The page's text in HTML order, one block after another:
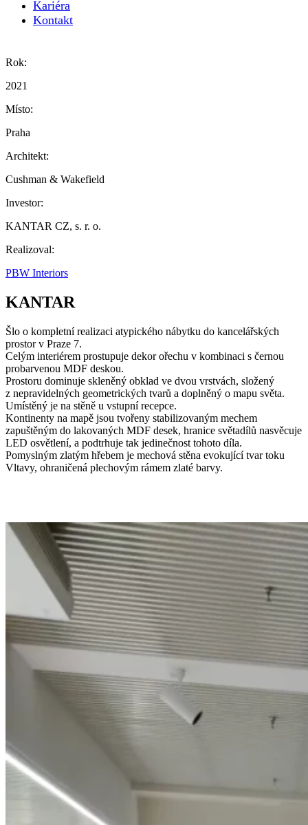
Kariéra
Kontakt
Rok:
2021
Místo:
Praha
Architekt:
Cushman & Wakefield
Investor:
KANTAR CZ, s. r. o.
Realizoval:
PBW Interiors
KANTAR
Šlo o kompletní realizaci atypického nábytku do kancelářských
prostor v Praze 7.
Celým interiérem prostupuje dekor ořechu v kombinaci s černou
probarvenou MDF deskou.
Prostoru dominuje skleněný obklad ve dvou vrstvách, složený
z nepravidelných geometrických tvarů a doplněný o mapu světa.
Umístěný je na stěně u vstupní recepce.
Kontinenty na mapě jsou tvořeny stabilizovaným mechem
zapuštěným do lakovaných MDF desek, hranice světadílů nasvěcuje
LED osvětlení, a podtrhuje tak jedinečnost tohoto díla.
Pomyslným zlatým hřebem je mechová stěna evokující tvar toku
Vltavy, ohraničená plechovým rámem zlaté barvy.